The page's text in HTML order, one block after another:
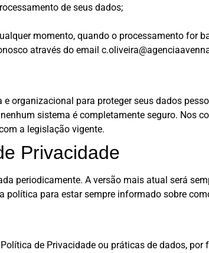
de seus dados;
momento, quando o processamento for
através do email
organizacional para proteger seus dados
sistema é completamente seguro. Nos
a legislação vigente.
Privacidade
periodicamente. A versão mais atual será
política para estar sempre informado sobre
de Privacidade ou práticas de dados,